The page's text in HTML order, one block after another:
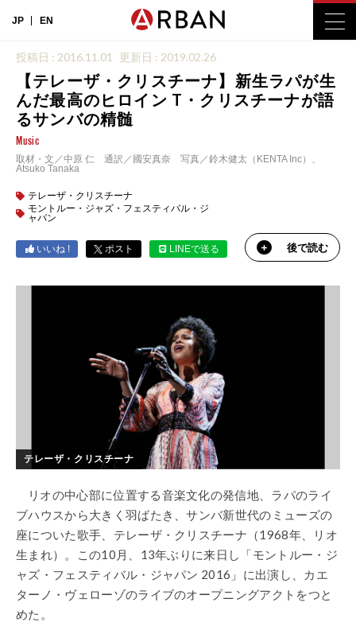
JP EN
投稿日 : 2016.11.01 更新日 : 2019.02.26
【テレーザ・クリスチーナ】新生ラパが生
んだ最高のヒロイン T・クリスチーナが語
るサンバの精髄
Music
取材・文／中原 仁 通訳／國安真奈 写真／鈴木健太（KENTA Inc）、
Atsuko Tanaka
テレーザ・クリスチーナ
モントルー・ジャズ・フェスティバル・ジ
ャパン
いいね ! ポスト LINEで送る 後で読む
テレーザ・クリスチーナ
リオの中心部に位置する音楽文化の発信地、ラパのライ
ブハウスから大きく羽ばたき、サンバ新世代のミューズの
座についた歌手、テレーザ・クリスチーナ（1968年、リオ
生まれ）。この10月、13年ぶりに来日し「モントルー・ジ
ャズ・フェスティバル・ジャパン 2016」に出演し、カエ
ターノ・ヴェローゾのライブのオープニングアクトをつと
めた。